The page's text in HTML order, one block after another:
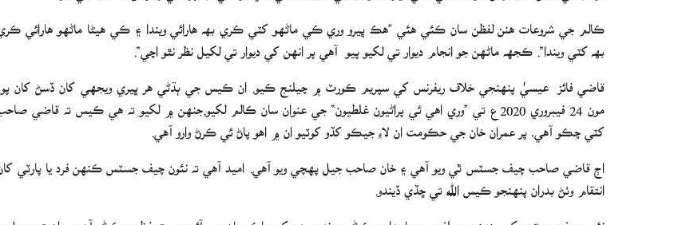
ڪالم جي شروعات هنن لفظن سان ڪئي هئي ”هڪ ڀيرو وري ڪي ماڻهو کٽي ڪري بھ ھارائي ويندا ۽ ڪي ھيڻا ماڻهو هارائي ڪري
بھ کٽي ويندا“. ڪجهه ماڻهن جو انجام ديوار تي لکيو پيو آهي پر انهن کي ديوار تي لکيل نظر نٿو اچي“.
قاضي فائز عيسيٰ پنهنجي خلاف ريفرنس کي سپريم ڪورٽ ۾ چيلنج ڪيو. ان ڪيس جي ٻڌڻي ھر ڀيري ويجهي کان ڏسڻ کان پوءِ
مون 24 فيبروري 2020ع تي ”وري اهي ئي پراڻيون غلطيون“ جي عنوان سان ڪالم لکيو.جنھن ۾ لکيو ته هي ڪيس ته قاضي صاحب
کٽي چڪو آهي، پر عمران خان جي حڪومت ان لاءِ جيڪو کڏو کوٽيو ان ۾ اھو پاڻ ئي ڪرڻ وارو آھي.
اڄ قاضي صاحب چيف جسٽس ٿي ويو آهي ۽ خان صاحب جيل پهچي ويو آهي. اميد آهي ته نئون چيف جسٽس ڪنهن فرد يا پارٽي کان
انتقام وٺڻ بدران پنهنجو ڪيس الله تي ڇڏي ڏيندو.
نئين چيف جسٽس کي پنهنجي حلف جي پاسداري ڪرڻي پوندي. هن کي پاڪستان جي آئين جو تحفظ به ڪرڻو آهي ۽ ان تي عمل به